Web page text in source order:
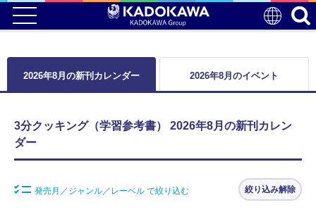
2026年8月の新刊カレンダー 2026年8月のイベント
3分クッキング（学習参考書） 2026年8月の新刊カレン
ダー
発売月／ジャンル／レーベル で絞り込む 絞り込み解除